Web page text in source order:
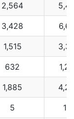
2,564
3,428
1,515
632
1,885
5